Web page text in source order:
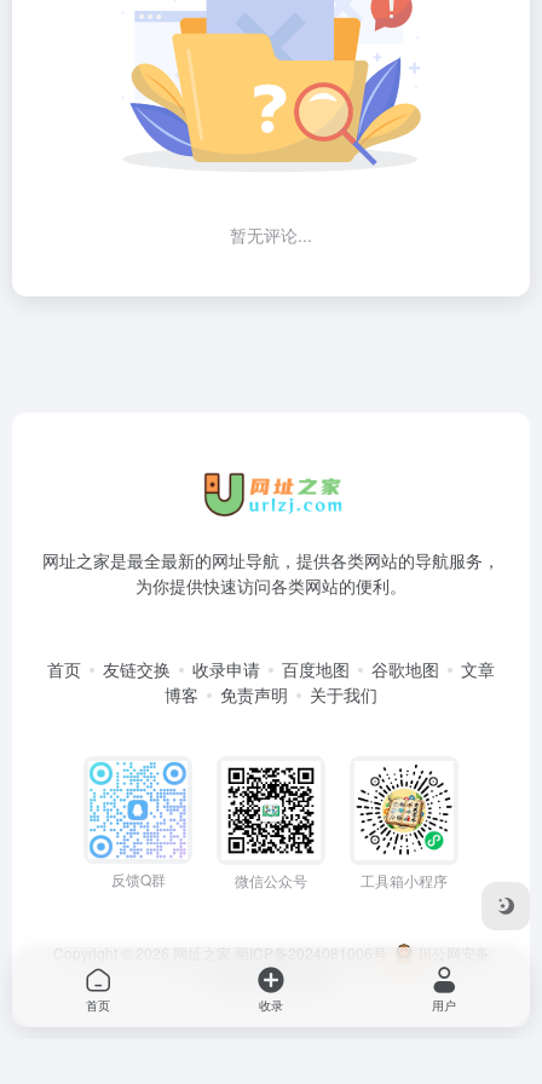
暂无评论...
网址之家是最全最新的网址导航，提供各类网站的导航服务，
为你提供快速访问各类网站的便利。
首页 友链交换 收录申请 百度地图 谷歌地图
文章
博客
免责声明 关于我们
反馈Q群 微信公众号 工具箱小程序
Copyright © 2026 网址之家 蜀ICP备2024081006号
川公网安备
51050202000563号
首页 收录 用户